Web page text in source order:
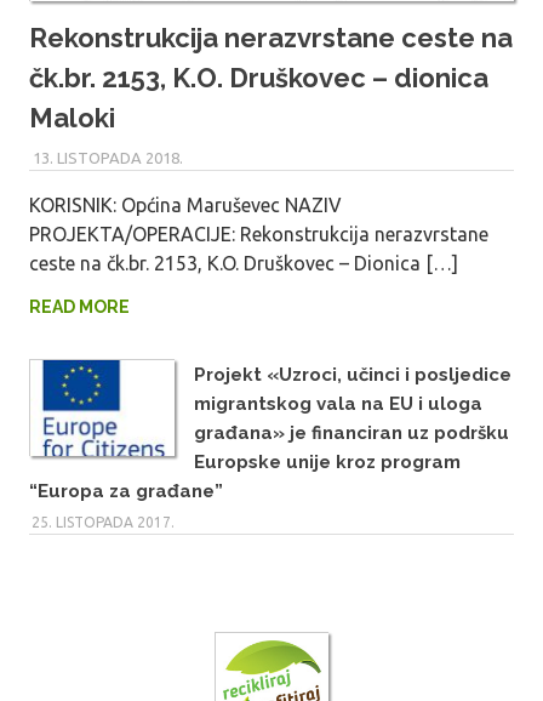
Rekonstrukcija nerazvrstane ceste na
čk.br. 2153, K.O. Druškovec – dionica
Maloki
13. LISTOPADA 2018.
KORISNIK: Općina Maruševec NAZIV
PROJEKTA/OPERACIJE: Rekonstrukcija nerazvrstane
ceste na čk.br. 2153, K.O. Druškovec – Dionica […]
READ MORE
Projekt «Uzroci, učinci i posljedice
migrantskog vala na EU i uloga
građana» je financiran uz podršku
Europske unije kroz program
“Europa za građane”
25. LISTOPADA 2017.